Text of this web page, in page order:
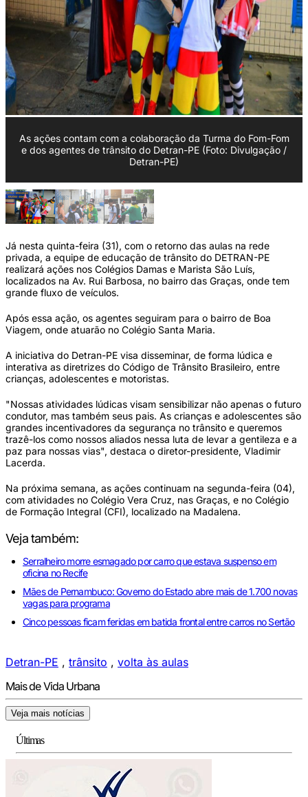
As ações contam com a colaboração da Turma do Fom-Fom
e dos agentes de trânsito do Detran-PE (Foto: Divulgação /
Detran-PE)
Já nesta quinta-feira (31), com o retorno das aulas na rede
privada, a equipe de educação de trânsito do DETRAN-PE
realizará ações nos Colégios Damas e Marista São Luís,
localizados na Av. Rui Barbosa, no bairro das Graças, onde tem
grande fluxo de veículos.
Após essa ação, os agentes seguiram para o bairro de Boa
Viagem, onde atuarão no Colégio Santa Maria.
A iniciativa do Detran-PE visa disseminar, de forma lúdica e
interativa as diretrizes do Código de Trânsito Brasileiro, entre
crianças, adolescentes e motoristas.
"Nossas atividades lúdicas visam sensibilizar não apenas o futuro
condutor, mas também seus pais. As crianças e adolescentes são
grandes incentivadores da segurança no trânsito e queremos
trazê-los como nossos aliados nessa luta de levar a gentileza e a
paz para nossas vias", destaca o diretor-presidente, Vladimir
Lacerda.
Na próxima semana, as ações continuam na segunda-feira (04),
com atividades no Colégio Vera Cruz, nas Graças, e no Colégio
de Formação Integral (CFI), localizado na Madalena.
Veja também:
Serralheiro morre esmagado por carro que estava suspenso em
oficina no Recife
Mães de Pernambuco: Governo do Estado abre mais de 1.700 novas
vagas para programa
Cinco pessoas ficam feridas em batida frontal entre carros no Sertão
Detran-PE , trânsito , volta às aulas
Mais de Vida Urbana
Veja mais notícias
Últimas